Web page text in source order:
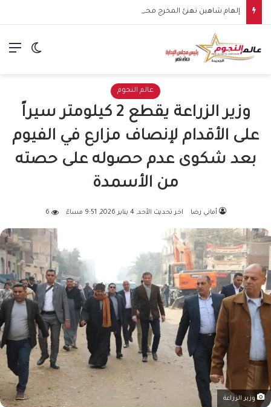
الوضع
عالم النجوم
وزير الزراعة يقطع 2 كيلومتر سيراً
على الأقدام لإنصاف مزارع في الفيوم
بعد شكوى عدم حصوله على حصته
من الأسمدة
أماني رضا اخر تحديث الأحد, 4 يناير 2026, 9:51 مساءً 6
وزير الزراعة